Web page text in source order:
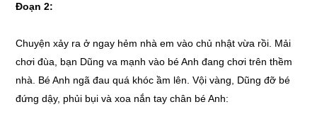
Đoạn 2:
Chuyện xảy ra ở ngay hẻm nhà em vào chủ nhật vừa rồi. Mải
chơi đùa, bạn Dũng va mạnh vào bé Anh đang chơi trên thềm
nhà. Bé Anh ngã đau quá khóc ầm lên. Vội vàng, Dũng đỡ bé
đứng dậy, phủi bụi và xoa nắn tay chân bé Anh: